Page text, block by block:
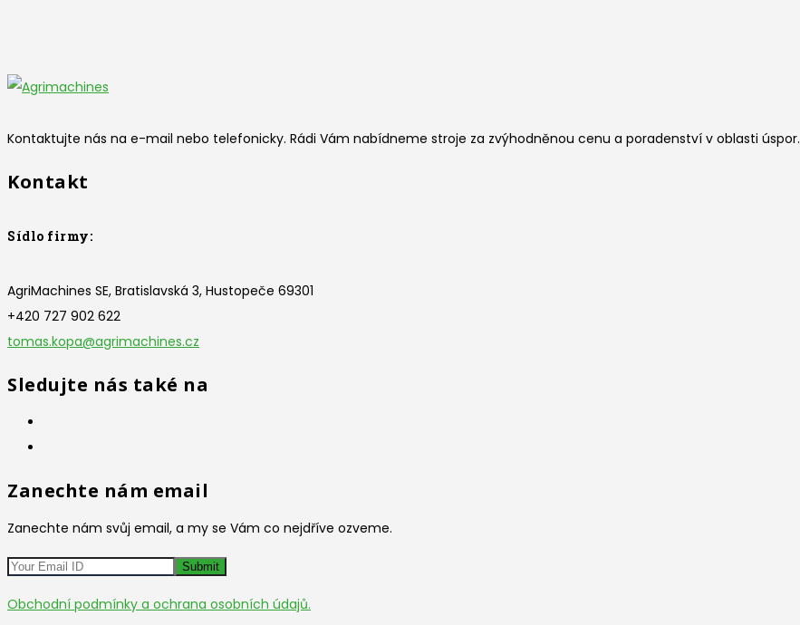
Kontaktujte nás na e-mail nebo telefonicky. Rádi Vám nabídneme stroje za zvýhodněnou cenu a poradenství v oblasti úspor.
Kontakt
Sídlo firmy:
AgriMachines SE, Bratislavská 3, Hustopeče 69301
+420 727 902 622
tomas.kopa@agrimachines.cz
Sledujte nás také na
Zanechte nám email
Zanechte nám svůj email, a my se Vám co nejdříve ozveme.
Obchodní podmínky a ochrana osobních údajů.